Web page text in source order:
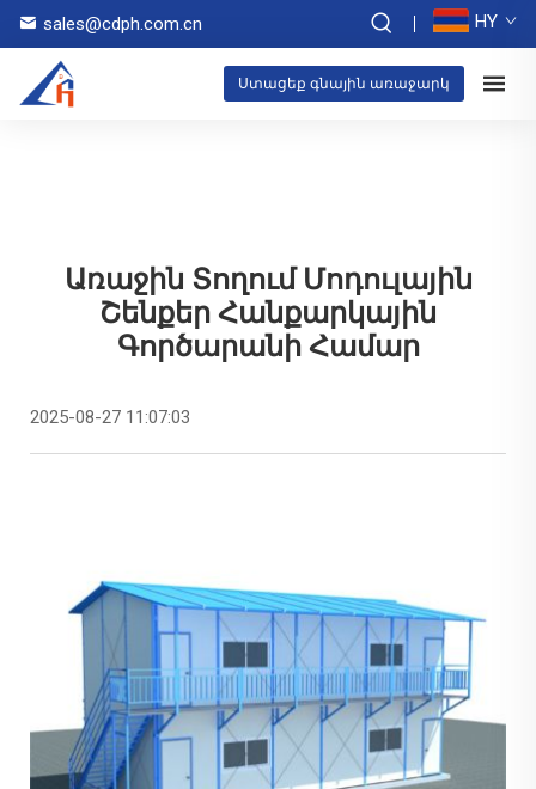
sales@cdph.com.cn HY
Ստացեք գնային առաջարկ
Առաջին Տողում Մոդուլային
Շենքեր Հանքարկային
Գործարանի Համար
2025-08-27 11:07:03